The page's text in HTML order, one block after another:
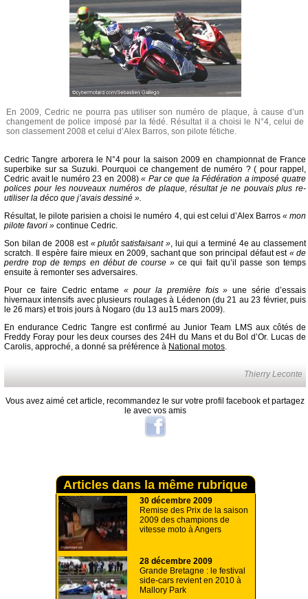
En 2009, Cedric ne pourra pas utiliser son numéro de plaque, à cause d’un
changement de police imposé par la fédé. Résultat il a choisi le N°4, celui de
son classement 2008 et celui d’Alex Barros, son pilote fétiche.
Cedric Tangre arborera le N°4 pour la saison 2009 en championnat de France
superbike sur sa Suzuki. Pourquoi ce changement de numéro ? ( pour rappel,
Cedric avait le numéro 23 en 2008)« Par ce que la Fédération a imposé quatre
polices pour les nouveaux numéros de plaque, résultat je ne pouvais plus re-
utiliser la déco que j’avais dessiné ».
Résultat, le pilote parisien a choisi le numéro 4, qui est celui d’Alex Barros « mon
pilote favori » continue Cedric.
Son bilan de 2008 est « plutôt satisfaisant », lui qui a terminé 4e au classement
scratch. Il espère faire mieux en 2009, sachant que son principal défaut est « de
perdre trop de temps en début de course » ce qui fait qu’il passe son temps
ensuite à remonter ses adversaires.
Pour ce faire Cedric entame« pour la première fois »une série d’essais
hivernaux intensifs avec plusieurs roulages à Lédenon (du 21 au 23 février, puis
le 26 mars) et trois jours à Nogaro (du 13 au15 mars 2009).
En endurance Cedric Tangre est confirmé au Junior Team LMS aux côtés de
Freddy Foray pour les deux courses des 24H du Mans et du Bol d’Or. Lucas de
Carolis, approché, a donné sa préférence à National motos.
Thierry Leconte
Vous avez aimé cet article, recommandez le sur votre profil facebook et partagez
le avec vos amis
Articles dans la même rubrique
30 décembre 2009
Remise des Prix de la saison
2009 des champions de
vitesse moto à Angers
28 décembre 2009
Grande Bretagne : le festival
side-cars revient en 2010 à
Mallory Park